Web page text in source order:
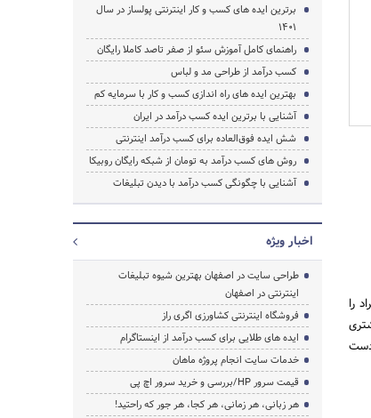
را
برترین ایده های کسب و کار اینترنتی پولساز در سال
1401
راهنمای کامل آموزش سئو از صفر تاصد کاملا رایگان
کسب درآمد از طراحی مد و لباس
بهترین ایده های راه اندازی کسب و کار با سرمایه کم
آشنایی با برترین ایده کسب درآمد در ایران
شش ایده فوق‌العاده برای کسب درآمد اینترنتی
روش های کسب درآمد به تومان از شبکه رایگان روبیکا
آشنایی با چگونگی کسب درآمد با دیدن تبلیغات
اخبار ویژه
طراحی سایت در اصفهان بهترین شیوه تبلیغات
اینترنتی در اصفهان
فروشگاه اینترنتی کشاورزی اگری راز
ایده های طلایی برای کسب درآمد از اینستاگرام
خدمات سایت انجام پروژه ماهان
قیمت سرور HP/بررسی و خرید سرور اچ پی
هر زبانی، هر زمانی، هر کجا، هر جور که راحتید!